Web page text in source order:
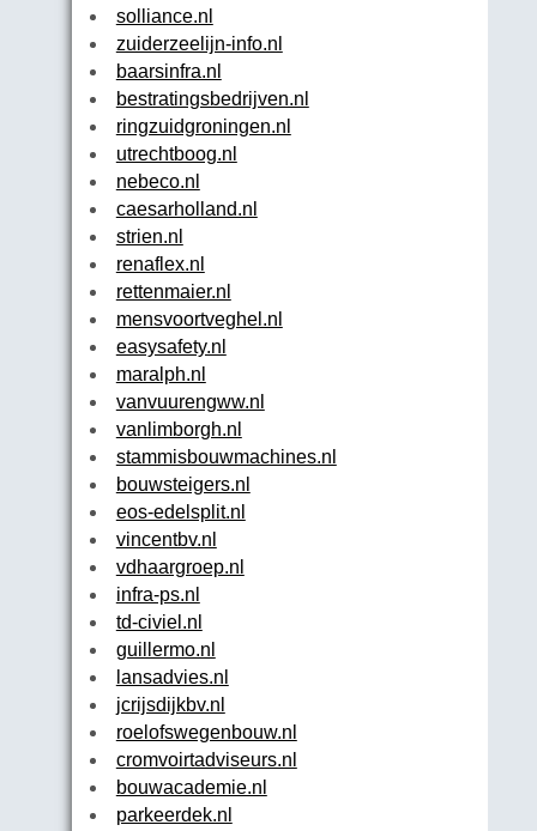
solliance.nl
zuiderzeelijn-info.nl
baarsinfra.nl
bestratingsbedrijven.nl
ringzuidgroningen.nl
utrechtboog.nl
nebeco.nl
caesarholland.nl
strien.nl
renaflex.nl
rettenmaier.nl
mensvoortveghel.nl
easysafety.nl
maralph.nl
vanvuurengww.nl
vanlimborgh.nl
stammisbouwmachines.nl
bouwsteigers.nl
eos-edelsplit.nl
vincentbv.nl
vdhaargroep.nl
infra-ps.nl
td-civiel.nl
guillermo.nl
lansadvies.nl
jcrijsdijkbv.nl
roelofswegenbouw.nl
cromvoirtadviseurs.nl
bouwacademie.nl
parkeerdek.nl